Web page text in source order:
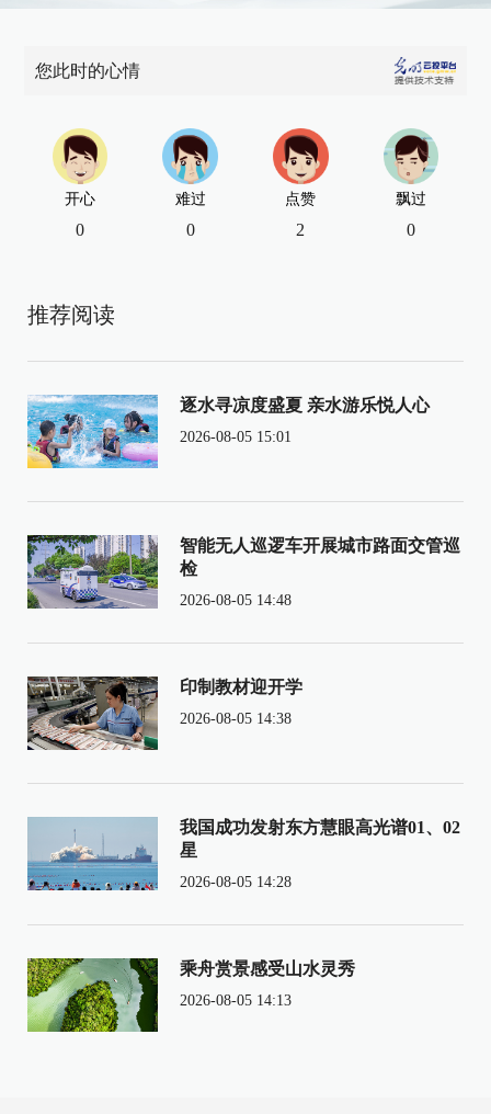
您此时的心情
开心
0
难过
0
点赞
2
飘过
0
推荐阅读
逐水寻凉度盛夏 亲水游乐悦人心
2026-08-05 15:01
智能无人巡逻车开展城市路面交管巡
检
2026-08-05 14:48
印制教材迎开学
2026-08-05 14:38
我国成功发射东方慧眼高光谱01、02
星
2026-08-05 14:28
乘舟赏景感受山水灵秀
2026-08-05 14:13